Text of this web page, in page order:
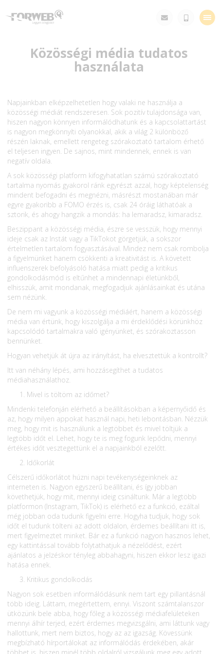
Közösségi média tudatos
használata
Napjainkban elképzelhetetlen hogy valaki ne használja a
közösségi médiát rendszeresen. Sok pozitív tulajdonsága van,
hiszen nagyon könnyen informálódhatunk és a kapcsolattartást
is nagyon megkönnyíti olyanokkal, akik a világ 2 különböző
részén laknak, emellett rengeteg szórakoztató tartalom érhető
el teljesen ingyen. De sajnos, mint mindennek, ennek is van
negatív oldala.
A sok közösségi platform kifogyhatatlan számú szórakoztató
tartalma nyomás gyakorol ránk egyrészt azzal, hogy képtelenség
mindent befogadni és megnézni, másrészt mostanában már
egyre gyakoribb a FOMO érzés is, csak 24 óráig láthatóak a
sztorik, és ahogy hangzik a mondás: ha lemaradsz, kimaradsz.
Beszippant a közösségi média, észre se vesszük, hogy mennyi
ideje csak az Instát vagy a TikTokot görgetjük, a sokszor
értelmetlen tartalom fogyasztásával. Mindez nem csak rombolja
a figyelmünket hanem csökkenti a kreativitást is. A követett
influenszerek befolyásoló hatása miatt pedig a kritikus
gondolkodásmód is eltűnhet a mindennapi életünkből,
elhisszük, amit mondanak, megfogadjuk ajánlásainkat és utána
sem nézünk.
De nem mi vagyunk a közösségi médiáért, hanem a közösségi
média van értünk, hogy kiszolgálja a mi érdeklődési körünkhöz
kapcsolódó tartalmakra való igényünket, és szórakoztasson
bennünket.
Hogyan vehetjük át újra az irányítást, ha elvesztettük a kontrollt?
Itt van néhány lépés, ami hozzásegíthet a tudatos
médiahasználathoz.
Mivel is töltöm az időmet?
Mindenki telefonján elérhető a beállításokban a képernyőidő és
az, hogy milyen appokat használ napi, heti lebontásban. Nézzük
meg, hogy mit is használunk a legtöbbet és mivel töltjük a
legtöbb időt el. Lehet, hogy te is meg fogunk lepődni, mennyi
értékes időt vesztegettünk el a napjainkból ezelőtt.
Időkorlát
Célszerű időkorlátot húzni napi tevékenységeinknek az
interneten is. Nagyon egyszerű beállítani, és így jobban
követhetjük, hogy mit, mennyi ideig csináltunk. Már a legtöbb
platformon (Instagram, TikTok) is elérhető ez a funkció, ezáltal
még jobban oda tudunk figyelni erre. Hogyha tudjuk, hogy sok
időt el tudunk tölteni az adott oldalon, érdemes beállítani itt is,
mert figyelmeztet minket. Bár ez a funkció nagyon hasznos lehet,
egy kattintással tovább folytathatjuk a nézelődést, ezért
ajánlatos a jelzéskor tényleg abbahagyni, hiszen ekkor lesz igazi
hatása ennek.
Kritikus gondolkodás
Nagyon sok esetben informálódásunk nem tart egy pillantásnál
több ideig. Láttam, megértettem, ennyi. Viszont számtalanszor
ütközünk bele abba, hogy főleg a közösségi médiafelületeken
mennyi álhír terjed, ezért érdemes megvizsgálni, ami láttunk vagy
hallottunk, mert nem biztos, hogy az az igazság. Kövessünk
megbízható hírportálokat az informálódás érdekében, akár